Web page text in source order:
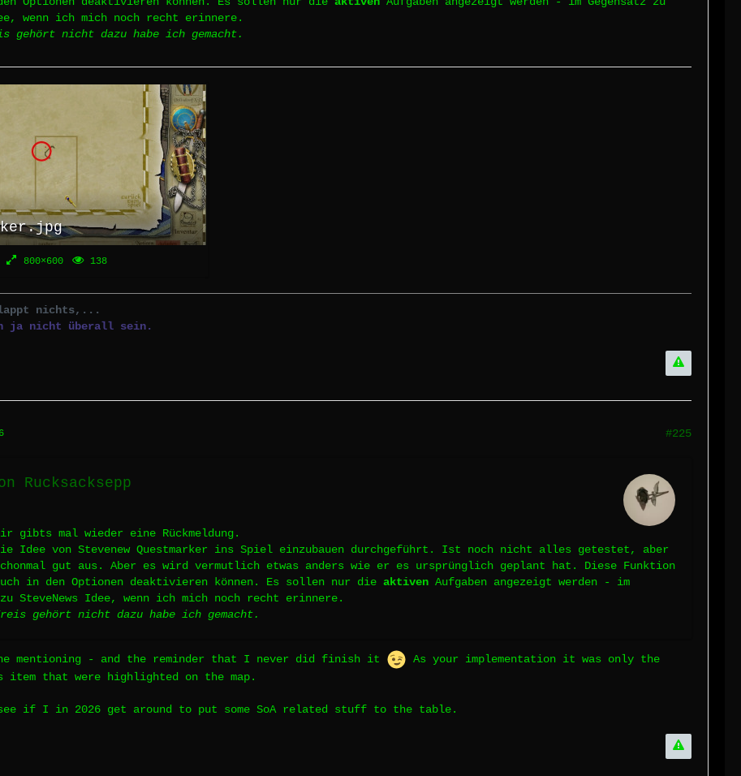
wenn ich mich noch recht erinnere.
gehört nicht dazu habe ich gemacht.
800×600 138
nichts,...
ja nicht überall sein.
#225
Rucksacksepp
gibts mal wieder eine Rückmeldung.
Idee von Stevenew Questmarker ins Spiel einzubauen durchgeführt. Ist noch nicht alles getestet, aber
gut aus. Aber es wird vermutlich etwas anders wie er es ursprünglich geplant hat. Diese Funktion
in den Optionen deaktivieren können. Es sollen nur die aktiven Aufgaben angezeigt werden - im
zu SteveNews Idee, wenn ich mich noch recht erinnere.
gehört nicht dazu habe ich gemacht.
mentioning - and the reminder that I never did finish it
As your implementation it was only the
item that were highlighted on the map.
if I in 2026 get around to put some SoA related stuff to the table.